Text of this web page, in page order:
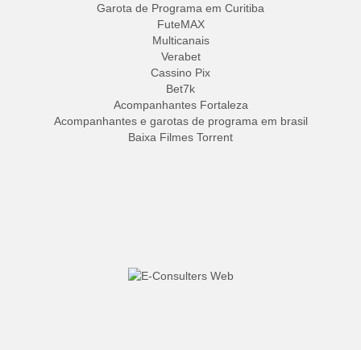
Garota de Programa em Curitiba
FuteMAX
Multicanais
Verabet
Cassino Pix
Bet7k
Acompanhantes Fortaleza
Acompanhantes e garotas de programa em brasil
Baixa Filmes Torrent